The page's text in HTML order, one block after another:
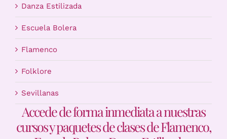
Danza Estilizada
Escuela Bolera
Flamenco
Folklore
Sevillanas
Accede de forma inmediata a nuestras
cursos y paquetes de clases de Flamenco,